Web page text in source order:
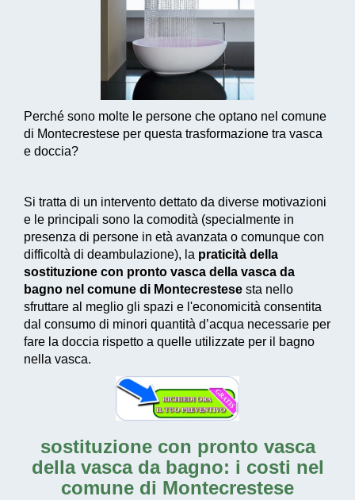
Perché sono molte le persone che optano nel comune
di Montecrestese per questa trasformazione tra vasca
e doccia?
Si tratta di un intervento dettato da diverse motivazioni
e le principali sono la comodità (specialmente in
presenza di persone in età avanzata o comunque con
difficoltà di deambulazione), la praticità della
sostituzione con pronto vasca della vasca da
bagno nel comune di Montecrestese sta nello
sfruttare al meglio gli spazi e l'economicità consentita
dal consumo di minori quantità d’acqua necessarie per
fare la doccia rispetto a quelle utilizzate per il bagno
nella vasca.
sostituzione con pronto vasca
della vasca da bagno: i costi nel
comune di Montecrestese